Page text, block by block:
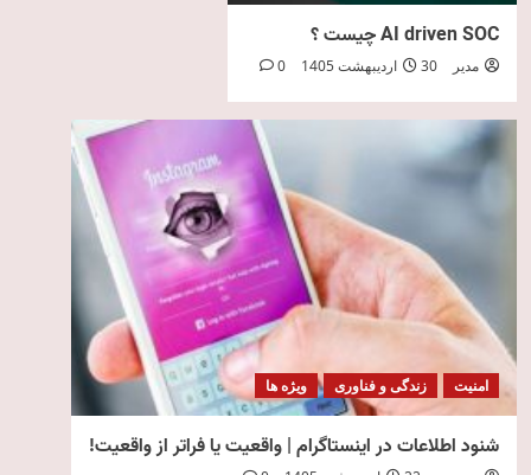
AI driven SOC چیست ؟
مدیر 30 اردیبهشت 1405 0
امنیت زندگی و فناوری ویژه ها
شنود اطلاعات در اینستاگرام | واقعیت یا فراتر از واقعیت!